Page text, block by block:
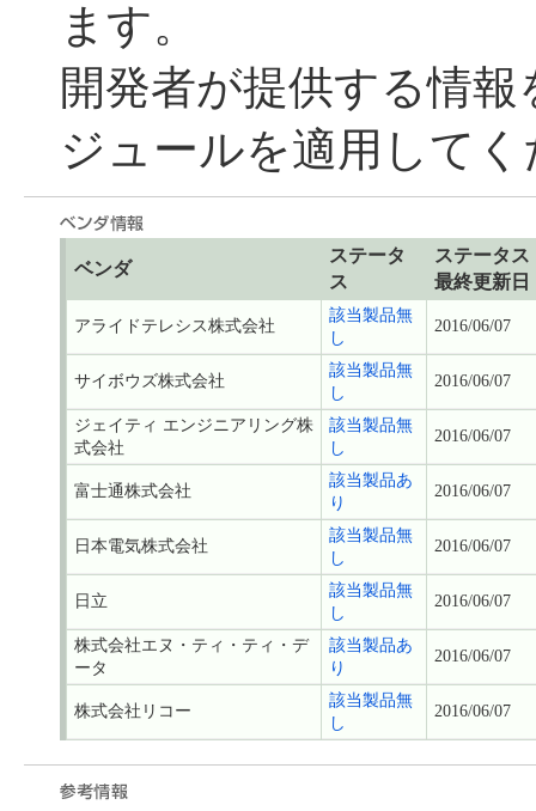
ます。
開発者が提供する情
ジュールを適用して
ベンダ
ステータ
ス
ステータス
最終更新日
アライドテレシス株式会社
該当製品無
し
2016/06/07
サイボウズ株式会社
該当製品無
し
2016/06/07
ジェイティ エンジニアリング株
式会社
該当製品無
し
2016/06/07
富士通株式会社
該当製品あ
り
2016/06/07
日本電気株式会社
該当製品無
し
2016/06/07
日立
該当製品無
し
2016/06/07
株式会社エヌ・ティ・ティ・デ
ータ
該当製品あ
り
2016/06/07
株式会社リコー
該当製品無
し
2016/06/07